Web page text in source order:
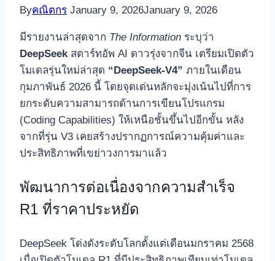
Byคณิตกร January 9, 2026January 9, 2026
มีรายงานล่าสุดจาก The Information ระบุว่า
DeepSeekสตาร์ทอัพ AI ดาวรุ่งจากจีน เตรียมเปิดตัว
โมเดลรุ่นใหม่ล่าสุด “DeepSeek-V4” ภายในเดือน
กุมภาพันธ์ 2026 นี้ โดยจุดเด่นหลักจะมุ่งเน้นไปที่การ
ยกระดับความสามารถด้านการเขียนโปรแกรม
(Coding Capabilities) ให้เหนือชั้นขึ้นไปอีกขั้น หลัง
จากที่รุ่น V3 เคยสร้างปรากฏการณ์ความคุ้มค่าและ
ประสิทธิภาพที่เขย่าวงการมาแล้ว
พัฒนาการต่อเนื่องจากความสำเร็จ
R1 ที่ราคาประหยัด
DeepSeek โด่งดังระดับโลกตั้งแต่เดือนมกราคม 2568